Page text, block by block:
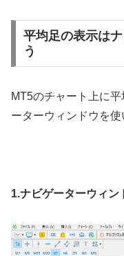
平均足の表示は
う
MT5のチャート上に
ーターウィンドウを使
1.ナビゲーターウィン